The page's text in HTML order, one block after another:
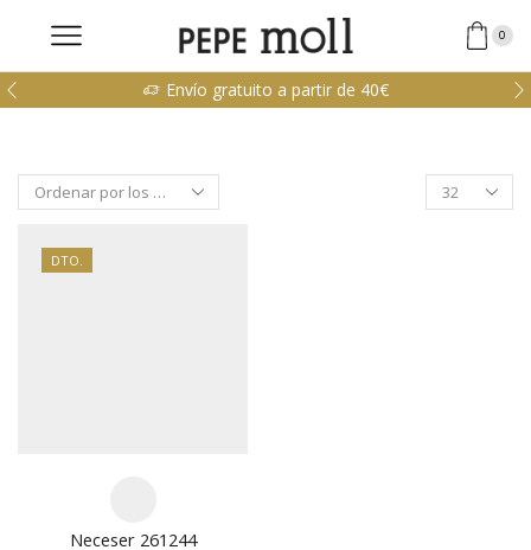
0
Envío gratuito a partir de 40€
Products
per
DTO.
Neceser 261244